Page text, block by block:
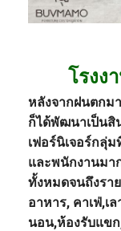
โรงง
หลังจากฝนตกม
ก็ได้พัฒนาเป็น
เฟอร์นิเจอร์กลุ่ม
และพนักงานมา
ทั้งหมดจนถึงรา
อาหาร, คาเฟ่,เ
นอน,ห้องรับแข